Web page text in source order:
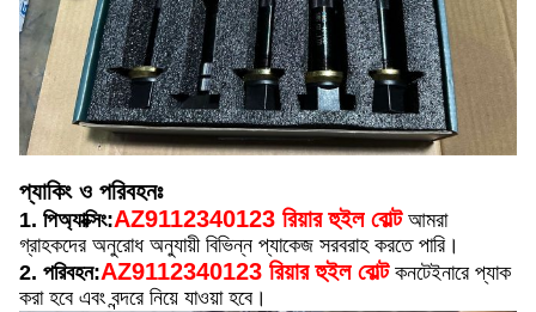
প্যাকিং ও পরিবহনঃ
1. পিঅ্যাক্সিং:AZ9112340123 রিয়ার হুইল বোল্ট আমরা
গ্রাহকদের অনুরোধ অনুযায়ী বিভিন্ন প্যাকেজ সরবরাহ করতে পারি।
2. পরিবহন:AZ9112340123 রিয়ার হুইল বোল্ট কনটেইনারে প্যাক
করা হবে এবং বন্দরে নিয়ে যাওয়া হবে।